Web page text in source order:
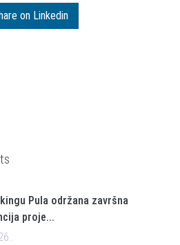
on Linkedin
Pula održana završna
proje...